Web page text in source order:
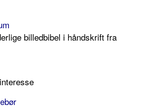
billedbibel i håndskrift fra